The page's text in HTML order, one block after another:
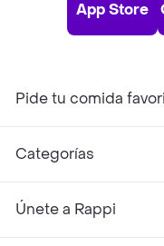
App Store
Pide tu comida
Categorías
Únete a Rappi